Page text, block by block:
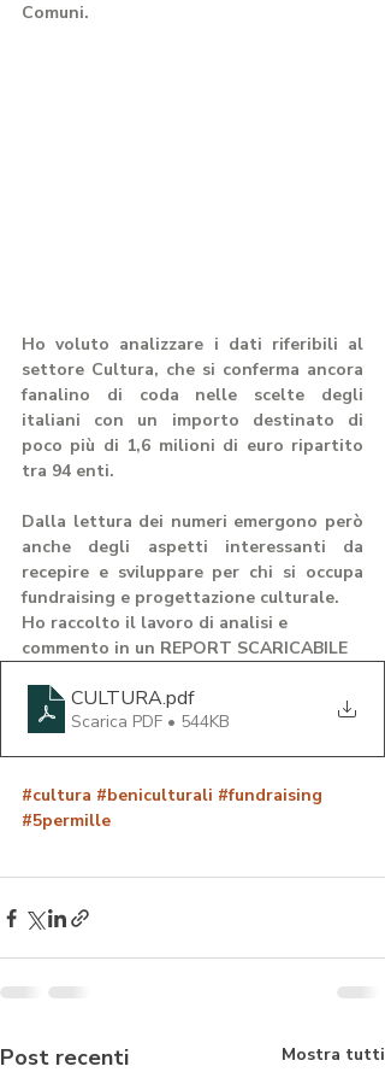
Comuni.
Ho voluto analizzare i dati riferibili al
settore Cultura, che si conferma ancora
fanalino di coda nelle scelte degli
italiani con un importo destinato di
poco più di 1,6 milioni di euro ripartito
tra 94 enti.
Dalla lettura dei numeri emergono però
anche degli aspetti interessanti da
recepire e sviluppare per chi si occupa
fundraising e progettazione culturale.
Ho raccolto il lavoro di analisi e
commento in un REPORT SCARICABILE
CULTURA.pdf
Scarica PDF • 544KB
#cultura #beniculturali #fundraising
#5permille
Post recenti Mostra tutti